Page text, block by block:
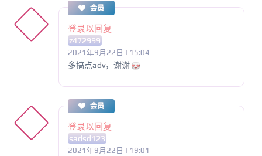
会员
登录以回复
z472999
2021年9月22日 | 15:04
多搞点adv，谢谢
会员
登录以回复
sadsd123
2021年9月22日 | 19:01